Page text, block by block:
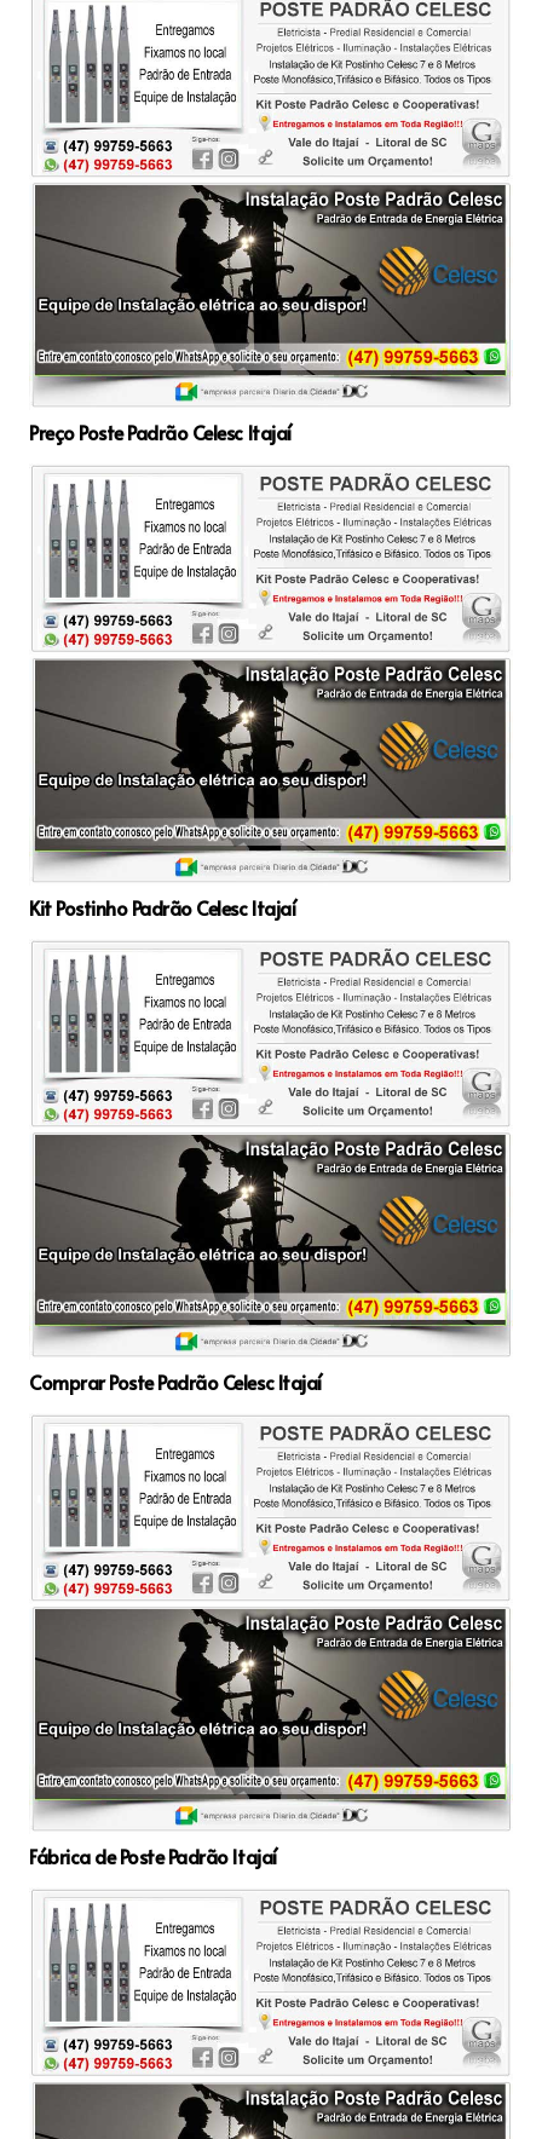
Preço Poste Padrão Celesc Itajaí
Kit Postinho Padrão Celesc Itajaí
Comprar Poste Padrão Celesc Itajaí
Fábrica de Poste Padrão Itajaí